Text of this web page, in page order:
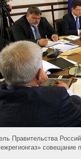
Правительства
совещание